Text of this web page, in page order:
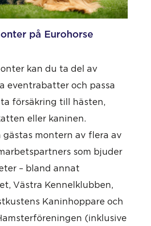
på Eurohorse
kan du ta del av
eventrabatter och passa
försäkring till hästen,
eller kaninen.
gästas montern av flera av
som bjuder
– bland annat
Västra Kennelklubben,
Kaninhoppare och
(inklusive